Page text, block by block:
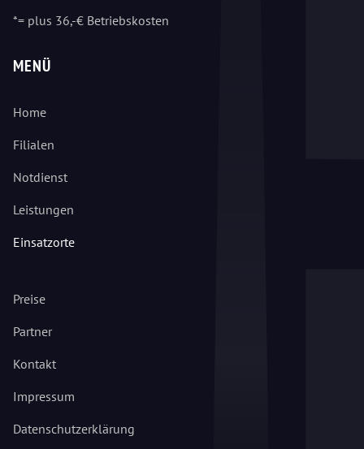
*= plus 36,-€ Betriebskosten
MENÜ
Home
Filialen
Notdienst
Leistungen
Einsatzorte
Preise
Partner
Kontakt
Impressum
Datenschutzerklärung